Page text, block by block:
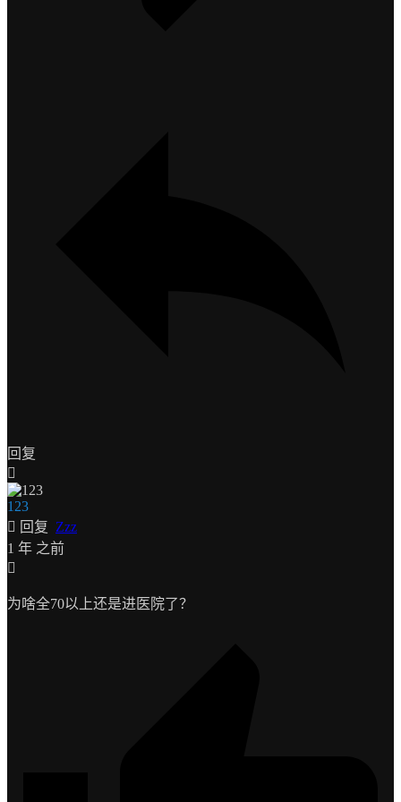
回复
123
回复 Zzz
1 年 之前
为啥全70以上还是进医院了？